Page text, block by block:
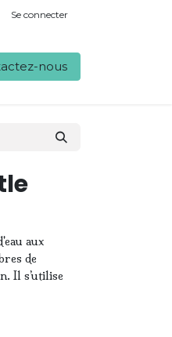
Se connecter
nous
aux
de
Il s’utilise